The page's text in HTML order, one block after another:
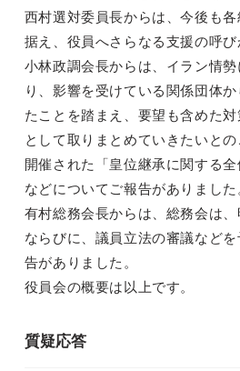
西村選対委員長からは、今後も
据え、役員へさらなる支援の呼び
小林政調会長からは、イラン情
り、影響を受けている関係団体
たことを踏まえ、要望も含めた
として取りまとめていきたいと
開催された「皇位継承に関する
などについてご報告がありました
有村総務会長からは、総務会は
ならびに、議員立法の審議など
告がありました。
役員会の概要は以上です。
質疑応答